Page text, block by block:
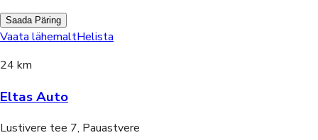
Saada Päring
Vaata lähemaltHelista
24 km
Eltas Auto
Lustivere tee 7, Pauastvere